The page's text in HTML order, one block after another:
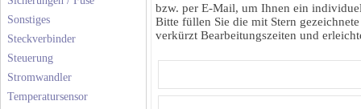
Sonstiges
Steckverbinder
Steuerung
Stromwandler
Temperatursensor
bzw. per E-Mail, um Ihnen ein
Bitte füllen Sie die mit Stern
verkürzt Bearbeitungszeiten und